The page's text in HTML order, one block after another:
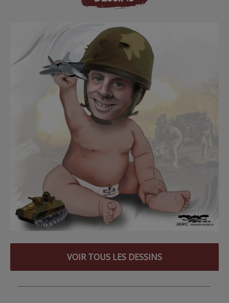
VOIR TOUS LES DESSINS